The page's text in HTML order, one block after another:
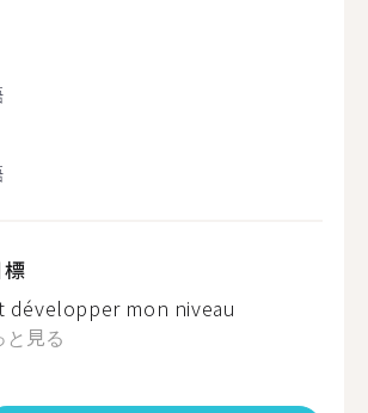
développer mon niveau
と見る